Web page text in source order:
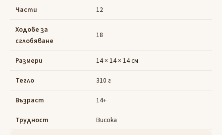
Части 12
Ходове за
сглобяване
18
Размери 14 × 14 × 14 см
Тегло 310 г
Възраст 14+
Трудност Висока